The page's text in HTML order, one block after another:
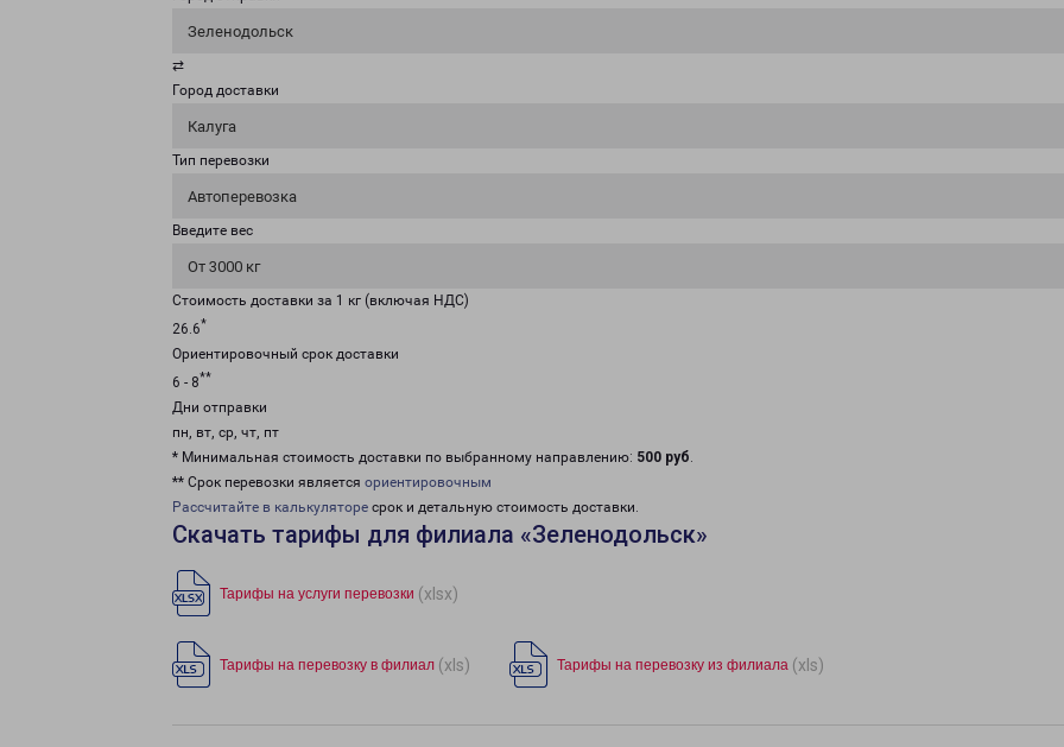
Зеленодольск
⇄
Город доставки
Калуга
Тип перевозки
Автоперевозка
Введите вес
От 3000 кг
Стоимость доставки за 1 кг (включая НДС)
26.6*
Ориентировочный срок доставки
6 - 8**
Дни отправки
пн, вт, ср, чт, пт
* Минимальная стоимость доставки по выбранному направлению: 500 руб.
** Срок перевозки является ориентировочным
Рассчитайте в калькуляторе срок и детальную стоимость доставки.
Скачать тарифы для филиала «Зеленодольск»
Тарифы на услуги перевозки (xlsx)
Тарифы на перевозку в филиал (xls) Тарифы на перевозку из филиала (xls)